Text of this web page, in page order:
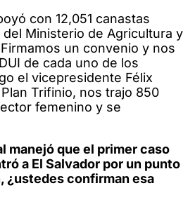
con 12,051 canastas
Ministerio de Agricultura y
un convenio y nos
de cada uno de los
el vicepresidente Félix
Trifinio, nos trajo 850
femenino y se
manejó que el primer caso
a El Salvador por un punto
¿ustedes confirman esa